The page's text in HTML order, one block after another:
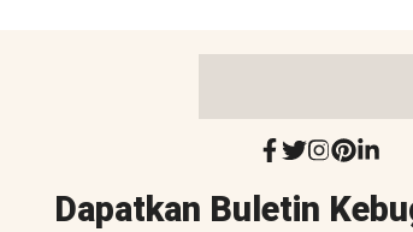
Dapatkan Buletin